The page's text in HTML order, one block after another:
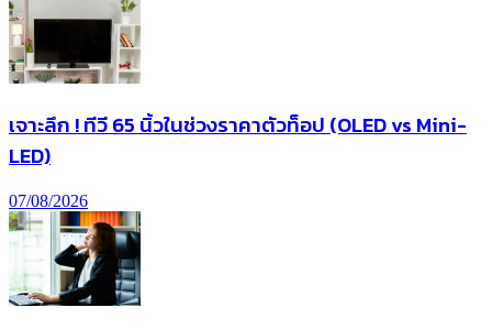
เจาะลึก ! ทีวี 65 นิ้วในช่วงราคาตัวท็อป (OLED vs Mini-
LED)
07/08/2026